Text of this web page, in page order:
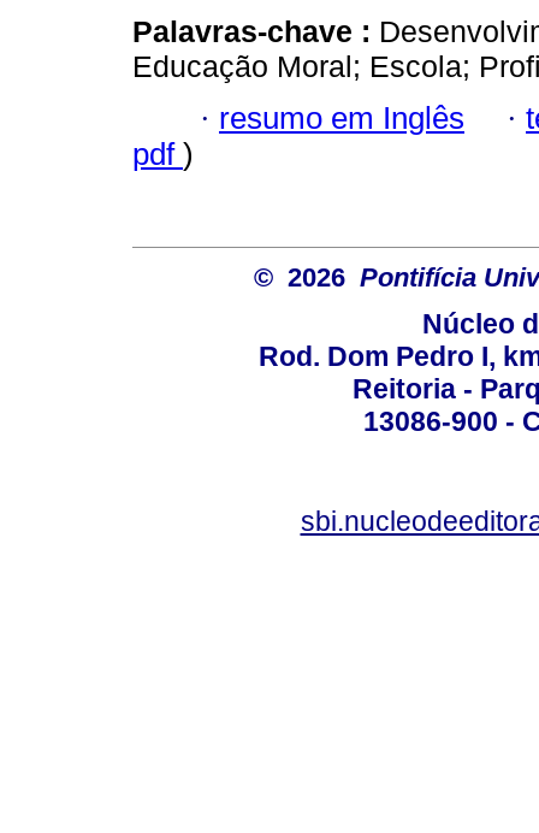
Palavras-chave :
Educação Moral; Escola;
· resumo em Inglês ·
pdf )
© 2026 Pontifícia
Núcleo
Rod. Dom Pedro I,
Reitoria -
13086-900 -